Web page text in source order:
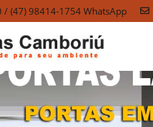
/ (47) 98414-1754 WhatsApp